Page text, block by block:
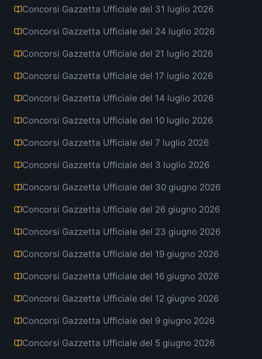
Concorsi Gazzetta Ufficiale del 31 luglio 2026
Concorsi Gazzetta Ufficiale del 24 luglio 2026
Concorsi Gazzetta Ufficiale del 21 luglio 2026
Concorsi Gazzetta Ufficiale del 17 luglio 2026
Concorsi Gazzetta Ufficiale del 14 luglio 2026
Concorsi Gazzetta Ufficiale del 10 luglio 2026
Concorsi Gazzetta Ufficiale del 7 luglio 2026
Concorsi Gazzetta Ufficiale del 3 luglio 2026
Concorsi Gazzetta Ufficiale del 30 giugno 2026
Concorsi Gazzetta Ufficiale del 26 giugno 2026
Concorsi Gazzetta Ufficiale del 23 giugno 2026
Concorsi Gazzetta Ufficiale del 19 giugno 2026
Concorsi Gazzetta Ufficiale del 16 giugno 2026
Concorsi Gazzetta Ufficiale del 12 giugno 2026
Concorsi Gazzetta Ufficiale del 9 giugno 2026
Concorsi Gazzetta Ufficiale del 5 giugno 2026